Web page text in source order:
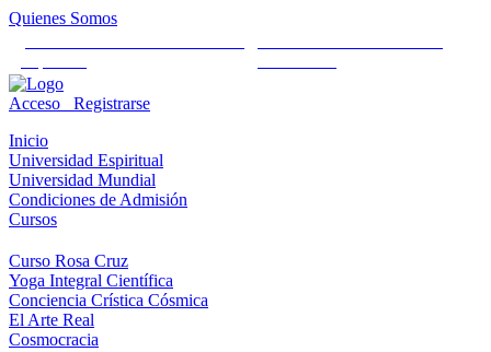
Quienes Somos
Acceso
Registrarse
Inicio
Universidad Espiritual
Universidad Mundial
Condiciones de Admisión
Cursos
Curso Rosa Cruz
Yoga Integral Científica
Conciencia Crística Cósmica
El Arte Real
Cosmocracia